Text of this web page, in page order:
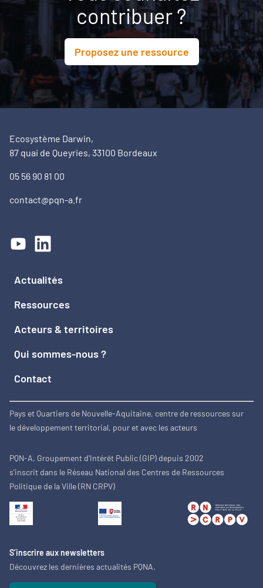
contribuer ?
Proposez une ressource
Ecosystème Darwin,
87 quai de Queyries, 33100 Bordeaux
05 56 90 81 00
contact@pqn-a.fr
Actualités
Ressources
Acteurs & territoires
Qui sommes-nous ?
Contact
Pays et Quartiers de Nouvelle-Aquitaine, centre de ressources sur
le développement territorial, pour et avec les acteurs
PQN-A, Groupement d'Intérêt Public (GIP) depuis 2002
s'inscrit dans le Réseau National des Centres de Ressources
Politique de la Ville (RN CRPV)
S’inscrire aux newsletters
Découvrez les dernières actualités PQNA.